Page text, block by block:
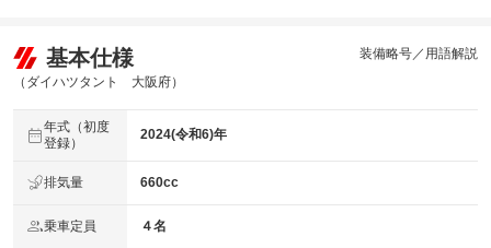
基本仕様
（ダイハツタント 大阪府）
装備略号／用語解説
年式（初度
登録）
2024(令和6)年
排気量 660cc
乗車定員 ４名